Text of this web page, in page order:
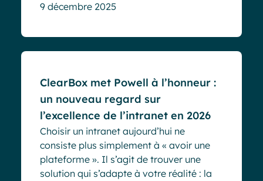
9 décembre 2025
ClearBox met Powell à l’honneur :
un nouveau regard sur
l’excellence de l’intranet en 2026
Choisir un intranet aujourd’hui ne
consiste plus simplement à « avoir une
plateforme ». Il s’agit de trouver une
solution qui s’adapte à votre réalité : la